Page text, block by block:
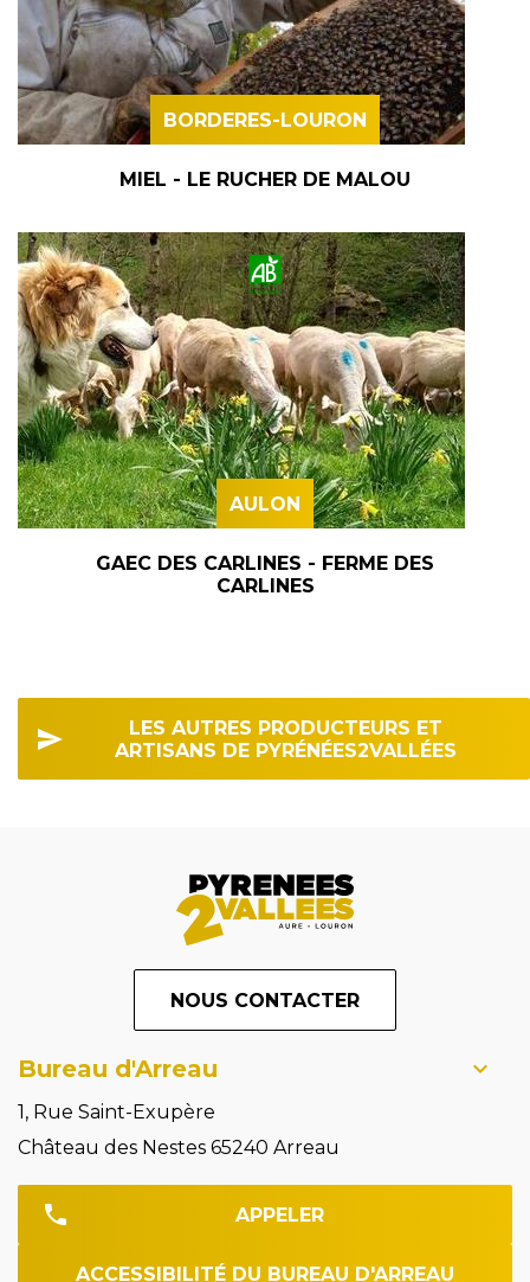
BORDERES-LOURON
MIEL - LE RUCHER DE MALOU
AULON
GAEC DES CARLINES - FERME DES
CARLINES
LES AUTRES PRODUCTEURS ET
ARTISANS DE PYRÉNÉES2VALLÉES
NOUS CONTACTER
Bureau d'Arreau
1, Rue Saint-Exupère
Château des Nestes 65240 Arreau
APPELER
ACCESSIBILITÉ DU BUREAU D'ARREAU